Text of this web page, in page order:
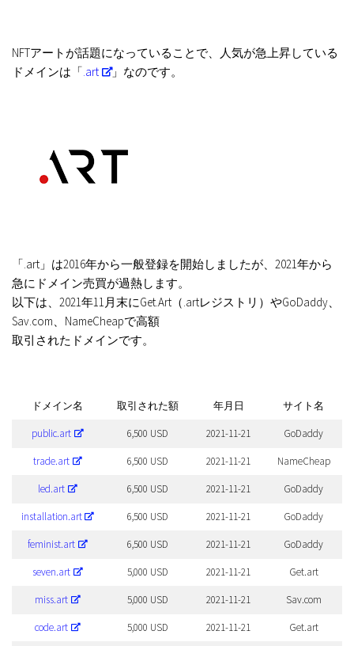
NFTアートが話題になっていることで、人気が急上昇している
ドメインは「.art 」なのです。
「.art」は2016年から一般登録を開始しましたが、2021年から
急にドメイン売買が過熱します。
以下は、2021年11月末にGet.Art（.artレジストリ）やGoDaddy、
Sav.com、NameCheapで高額
取引されたドメインです。
ドメイン名 取引された額 年月日 サイト名
public.art 6,500 USD 2021-11-21 GoDaddy
trade.art 6,500 USD 2021-11-21 NameCheap
led.art 6,500 USD 2021-11-21 GoDaddy
installation.art 6,500 USD 2021-11-21 GoDaddy
feminist.art 6,500 USD 2021-11-21 GoDaddy
seven.art 5,000 USD 2021-11-21 Get.art
miss.art 5,000 USD 2021-11-21 Sav.com
code.art 5,000 USD 2021-11-21 Get.art